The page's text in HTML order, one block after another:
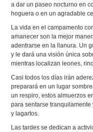
a dar un paseo nocturno en
hoguera o en un agradable
La vida en el campamento
amanecer son la mejor
adentrarse en la llanura. Un
y le dará una visión única
mientras localizan leones,
Casi todos los días irán
preparará en un lugar
un respiro, estos almuerzos
para sentarse
y lagartos.
Las tardes se dedican a